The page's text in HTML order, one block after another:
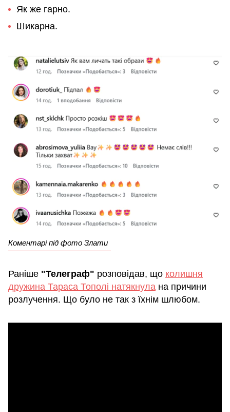
Як же гарно.
Шикарна.
Коментарі під фото Злати
Раніше "Телеграф" розповідав, що колишня
дружина Тараса Тополі натякнула на причини
розлучення. Що було не так з їхнім шлюбом.